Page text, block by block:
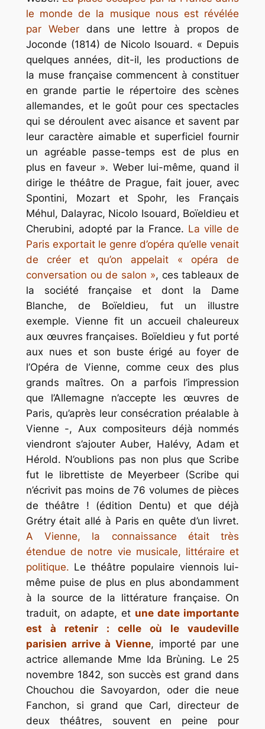
le monde de la musique nous est révélée
par Weberdans une lettre à propos de
Joconde (1814) de Nicolo Isouard. « Depuis
quelques années, dit-il, les productions de
la muse française commencent à constituer
en grande partie le répertoire des scènes
allemandes, et le goût pour ces spectacles
qui se déroulent avec aisance et savent par
leur caractère aimable et superficiel fournir
un agréable passe-temps est de plus en
plus en faveur ». Weber lui-même, quand il
dirige le théâtre de Prague, fait jouer, avec
Spontini, Mozart et Spohr, les Français
Méhul, Dalayrac, Nicolo Isouard, Boïeldieu et
Cherubini, adopté par la France. La ville de
Paris exportait le genre d’opéra qu’elle venait
de créer et qu’on appelait « opéra de
conversation ou de salon », ces tableaux de
la société française et dont la Dame
Blanche, de Boïeldieu, fut un illustre
exemple. Vienne fit un accueil chaleureux
aux œuvres françaises. Boïeldieu y fut porté
aux nues et son buste érigé au foyer de
l’Opéra de Vienne, comme ceux des plus
grands maîtres. On a parfois l’impression
que l’Allemagne n’accepte les œuvres de
Paris, qu’après leur consécration préalable à
Vienne -, Aux compositeurs déjà nommés
viendront s’ajouter Auber, Halévy, Adam et
Hérold. N’oublions pas non plus que Scribe
fut le librettiste de Meyerbeer (Scribe qui
n’écrivit pas moins de 76 volumes de pièces
de théâtre ! (édition Dentu) et que déjà
Grétry était allé à Paris en quête d’un livret.
A Vienne, la connaissance était très
étendue de notre vie musicale, littéraire et
politique. Le théâtre populaire viennois lui-
même puise de plus en plus abondamment
à la source de la littérature française. On
traduit, on adapte, et une date importante
est à retenir : celle où le vaudeville
parisien arrive à Vienne, importé par une
actrice allemande Mme Ida Brùning. Le 25
novembre 1842, son succès est grand dans
Chouchou die Savoyardon, oder die neue
Fanchon, si grand que Carl, directeur de
deux théâtres, souvent en peine pour